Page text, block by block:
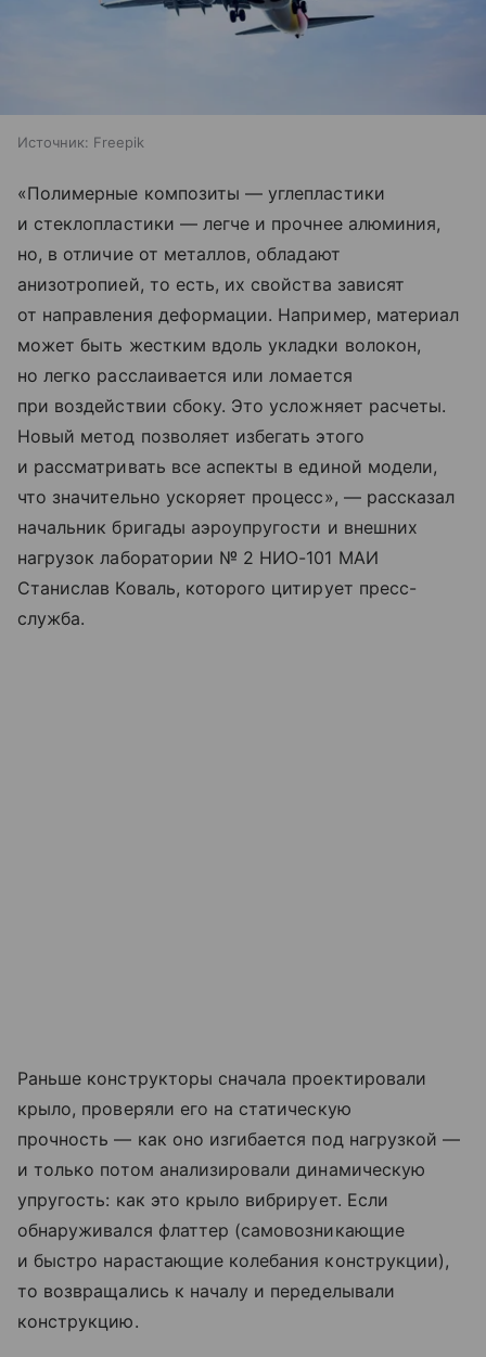
Источник: Freepik
«Полимерные композиты — углепластики
и стеклопластики — легче и прочнее алюминия,
но, в отличие от металлов, обладают
анизотропией, то есть, их свойства зависят
от направления деформации. Например, материал
может быть жестким вдоль укладки волокон,
но легко расслаивается или ломается
при воздействии сбоку. Это усложняет расчеты.
Новый метод позволяет избегать этого
и рассматривать все аспекты в единой модели,
что значительно ускоряет процесс», — рассказал
начальник бригады аэроупругости и внешних
нагрузок лаборатории № 2 НИО-101 МАИ
Станислав Коваль, которого цитирует пресс-
служба.
Раньше конструкторы сначала проектировали
крыло, проверяли его на статическую
прочность — как оно изгибается под нагрузкой —
и только потом анализировали динамическую
упругость: как это крыло вибрирует. Если
обнаруживался флаттер (самовозникающие
и быстро нарастающие колебания конструкции),
то возвращались к началу и переделывали
конструкцию.